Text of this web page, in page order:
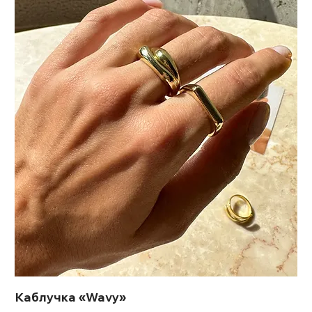
Каблучка «Wavy»